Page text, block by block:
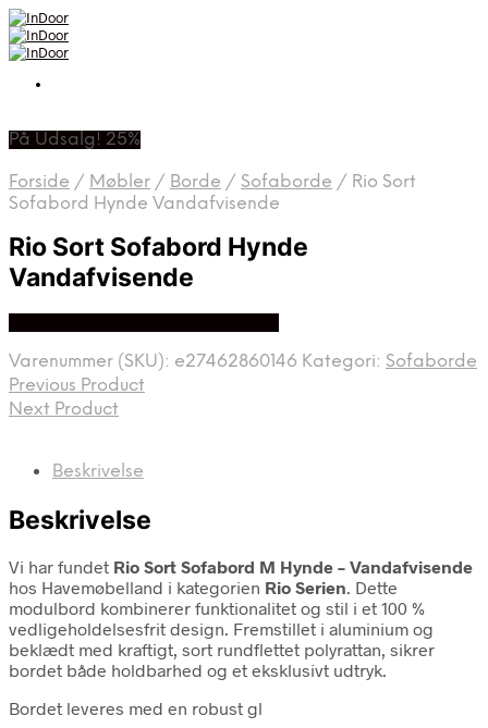
På Udsalg! 25%
Forside / Møbler / Borde / Sofaborde / Rio Sort
Sofabord Hynde Vandafvisende
Rio Sort Sofabord Hynde
Vandafvisende
Varenummer (SKU): e27462860146 Kategori: Sofaborde
Previous Product
Next Product
Beskrivelse
Beskrivelse
Vi har fundet Rio Sort Sofabord M Hynde – Vandafvisende
hos Havemøbelland i kategorien Rio Serien. Dette
modulbord kombinerer funktionalitet og stil i et 100 %
vedligeholdelsesfrit design. Fremstillet i aluminium og
beklædt med kraftigt, sort rundflettet polyrattan, sikrer
bordet både holdbarhed og et eksklusivt udtryk.
Bordet leveres med en robust gl